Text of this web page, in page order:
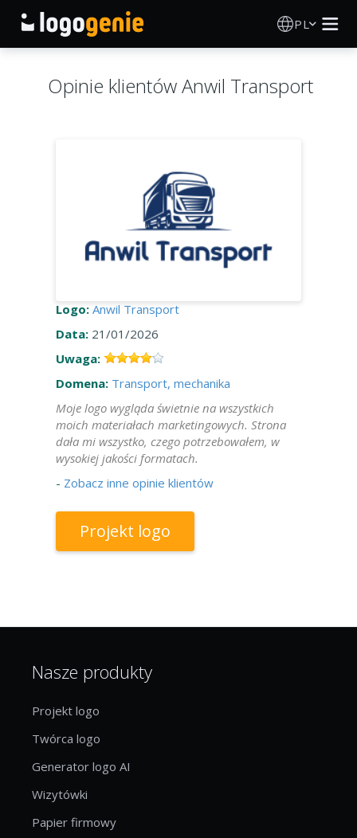
PL
Produkty drukowane
Opinie klientów Anwil Transport
Logo: Anwil Transport
Data: 21/01/2026
Uwaga:
Domena: Transport, mechanika
Moje logo wygląda świetnie na wszystkich
moich materiałach marketingowych. Strona
dała mi wszystko, czego potrzebowałem, w
wysokiej jakości formatach.
- Zobacz inne opinie klientów
Projekt logo
Nasze produkty
Projekt logo
Twórca logo
Generator logo AI
Wizytówki
Papier firmowy